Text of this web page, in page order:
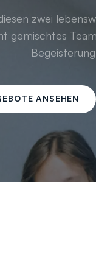
zwei
gemischtes
ANSEHEN